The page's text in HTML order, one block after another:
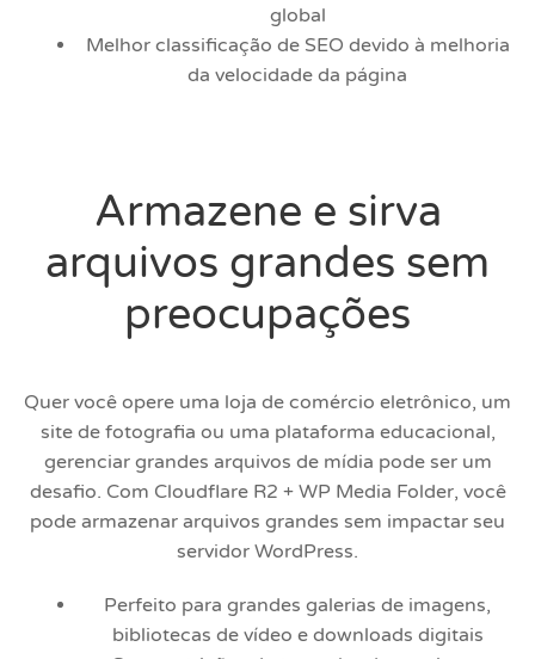
global
Melhor classificação de SEO devido à melhoria
da velocidade da página
Armazene e sirva
arquivos grandes sem
preocupações
Quer você opere uma loja de comércio eletrônico, um
site de fotografia ou uma plataforma educacional,
gerenciar grandes arquivos de mídia pode ser um
desafio. Com Cloudflare R2 + WP Media Folder, você
pode armazenar arquivos grandes sem impactar seu
servidor WordPress.
Perfeito para grandes galerias de imagens,
bibliotecas de vídeo e downloads digitais